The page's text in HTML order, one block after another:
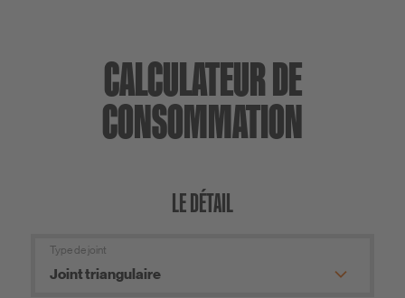
CALCULATEUR DE
CONSOMMATION
LE DÉTAIL
Type de joint